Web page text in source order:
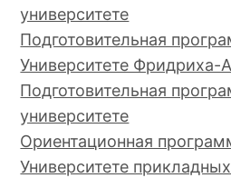
университете
Подготовительная
Университете Фридриха-
Подготовительная
университете
Ориентационная
Университете